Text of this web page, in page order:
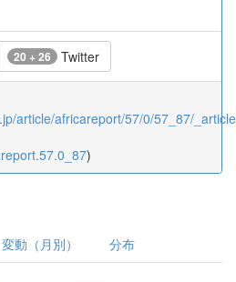
20 + 26 Twitter
article/africareport/57/0/57_87/
)
変動（月別） 分布